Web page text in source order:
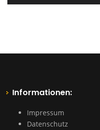
Informationen:
Impressum
Datenschutz